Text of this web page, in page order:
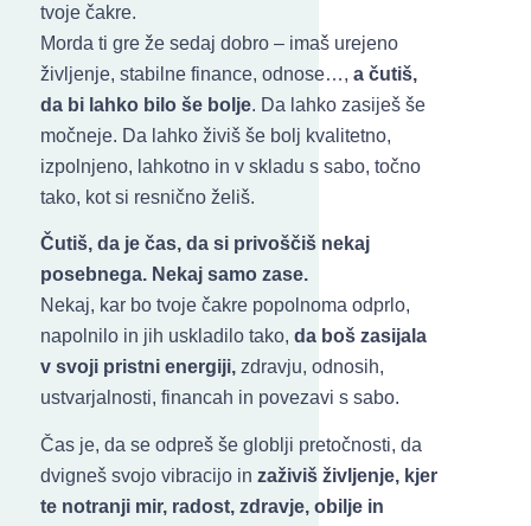
tvoje čakre.
Morda ti gre že sedaj dobro – imaš urejeno
življenje, stabilne finance, odnose…, a čutiš,
da bi lahko bilo še bolje. Da lahko zasiješ še
močneje. Da lahko živiš še bolj kvalitetno,
izpolnjeno, lahkotno in v skladu s sabo, točno
tako, kot si resnično želiš.
Čutiš, da je čas, da si privoščiš nekaj
posebnega. Nekaj samo zase.
Nekaj, kar bo tvoje čakre popolnoma odprlo,
napolnilo in jih uskladilo tako, da boš zasijala
v svoji pristni energiji,zdravju, odnosih,
ustvarjalnosti, financah in povezavi s sabo.
Čas je, da se odpreš še globlji pretočnosti, da
dvigneš svojo vibracijo in zaživiš življenje, kjer
te notranji mir, radost, zdravje, obilje in